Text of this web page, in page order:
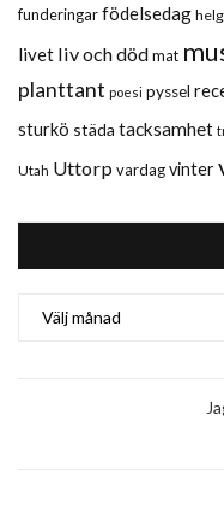
funderingarfödelsedag helg
livet liv och dödmat
planttant poesi pyssel
sturkö städa tacksamhet
Utah Uttorp vardagvinter